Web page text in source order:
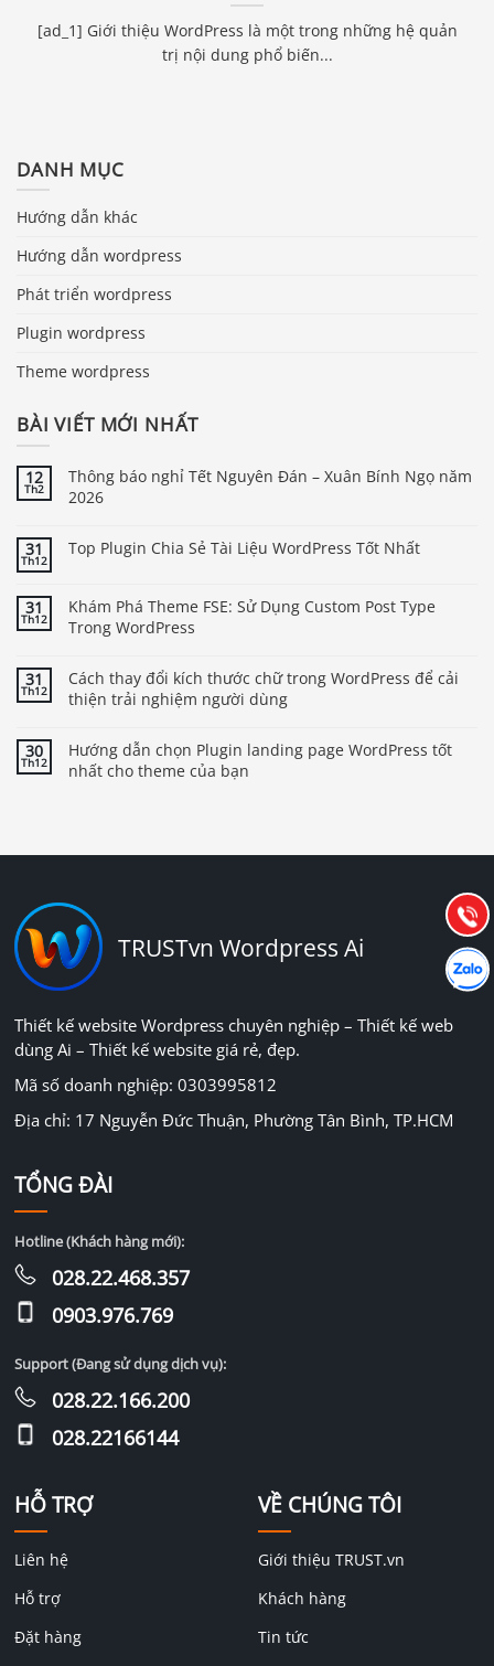
[ad_1] Giới thiệu WordPress là một trong những hệ quản
trị nội dung phổ biến...
DANH MỤC
Hướng dẫn khác
Hướng dẫn wordpress
Phát triển wordpress
Plugin wordpress
Theme wordpress
BÀI VIẾT MỚI NHẤT
12
Th2
Thông báo nghỉ Tết Nguyên Đán – Xuân Bính Ngọ năm
2026
31
Th12
Top Plugin Chia Sẻ Tài Liệu WordPress Tốt Nhất
31
Th12
Khám Phá Theme FSE: Sử Dụng Custom Post Type
Trong WordPress
31
Th12
Cách thay đổi kích thước chữ trong WordPress để cải
thiện trải nghiệm người dùng
30
Th12
Hướng dẫn chọn Plugin landing page WordPress tốt
nhất cho theme của bạn
TRUSTvn Wordpress Ai
Thiết kế website Wordpress chuyên nghiệp – Thiết kế web
dùng Ai – Thiết kế website giá rẻ, đẹp.
Mã số doanh nghiệp: 0303995812
Địa chỉ: 17 Nguyễn Đức Thuận, Phường Tân Bình, TP.HCM
HỖ TRỢ
Liên hệ
Hỗ trợ
Đặt hàng
VỀ CHÚNG TÔI
Giới thiệu TRUST.vn
Khách hàng
Tin tức
TỔNG ĐÀI
Hotline (Khách hàng mới):
028.22.468.357
0903.976.769
Support (Đang sử dụng dịch vụ):
028.22.166.200
028.22166144
Gọi
(028) 22.166.144
Chát
Hợp tác